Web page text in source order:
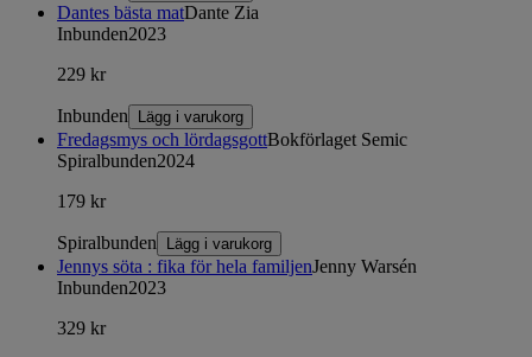
Dantes bästa matDante Zia
Inbunden2023
229 kr
Inbunden Lägg i varukorg
Fredagsmys och lördagsgottBokförlaget Semic
Spiralbunden2024
179 kr
Spiralbunden Lägg i varukorg
Jennys söta : fika för hela familjenJenny Warsén
Inbunden2023
329 kr